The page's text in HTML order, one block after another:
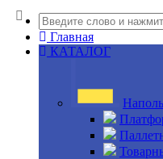
Главная
КАТАЛОГ